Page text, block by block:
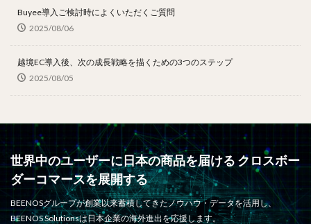
Buyee導入ご検討時によくいただくご質問
2025/08/06
越境EC導入後、次の成長戦略を描くための3つのステップ
2025/08/05
世界中のユーザーに日本の商品を届ける クロスボー
ダーコマースを展開する
BEENOSグループが創業以来蓄積してきたノウハウ・データを活用し、
BEENOS Solutionsは日本企業の海外進出を応援します。